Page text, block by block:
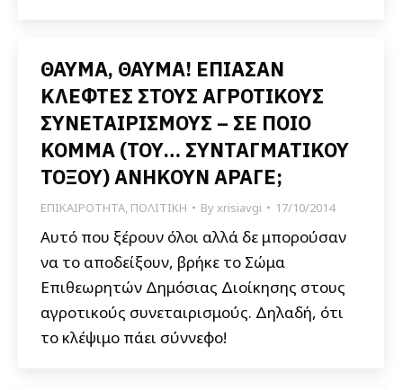
ΘΑΥΜΑ, ΘΑΥΜΑ! ΕΠΙΑΣΑΝ
ΚΛΕΦΤΕΣ ΣΤΟΥΣ ΑΓΡΟΤΙΚΟΥΣ
ΣΥΝΕΤΑΙΡΙΣΜΟΥΣ – ΣΕ ΠΟΙΟ
ΚΟΜΜΑ (ΤΟΥ… ΣΥΝΤΑΓΜΑΤΙΚΟΥ
ΤΟΞΟΥ) ΑΝΗΚΟΥΝ ΑΡΑΓΕ;
ΕΠΙΚΑΙΡΟΤΗΤΑ, ΠΟΛΙΤΙΚΗ Byxrisiavgi 17/10/2014
Αυτό που ξέρουν όλοι αλλά δε μπορούσαν
να το αποδείξουν, βρήκε το Σώμα
Επιθεωρητών Δημόσιας Διοίκησης στους
αγροτικούς συνεταιρισμούς. Δηλαδή, ότι
το κλέψιμο πάει σύννεφο!